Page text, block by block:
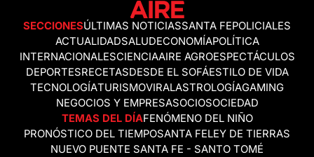
SECCIONESÚLTIMAS NOTICIASSANTA FEPOLICIALES
ACTUALIDADSALUDECONOMÍAPOLÍTICA
INTERNACIONALESCIENCIAAIRE AGROESPECTÁCULOS
DEPORTESRECETASDESDE EL SOFÁESTILO DE VIDA
TECNOLOGÍATURISMOVIRALASTROLOGÍAGAMING
NEGOCIOS Y EMPRESASOCIOSOCIEDAD
TEMAS DEL DÍAFENÓMENO DEL NIÑO
PRONÓSTICO DEL TIEMPOSANTA FELEY DE TIERRAS
NUEVO PUENTE SANTA FE - SANTO TOMÉ